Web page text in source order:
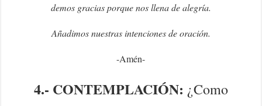
demos gracias porque nos llena de alegría.
Añadimos nuestras intenciones de oración.
-Amén-
4.- CONTEMPLACIÓN: ¿Como